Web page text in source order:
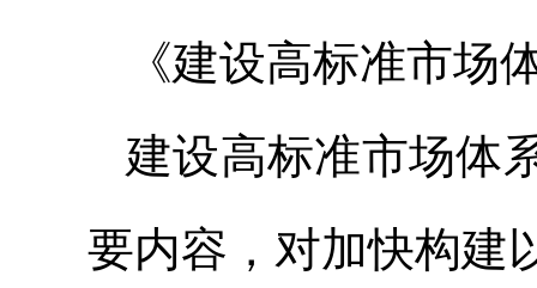
《建设高标准市场
建设高标准市场体
要内容，对加快构建